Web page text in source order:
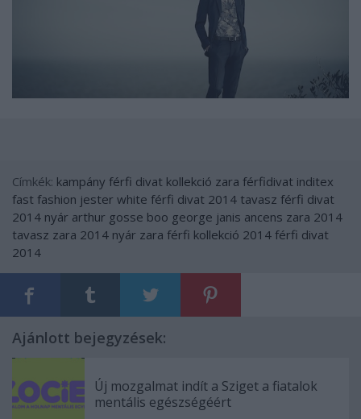
Címkék: kampány férfi divat kollekció zara férfidivat inditex
fast fashion jester white férfi divat 2014 tavasz férfi divat
2014 nyár arthur gosse boo george janis ancens zara 2014
tavasz zara 2014 nyár zara férfi kollekció 2014 férfi divat
2014
Ajánlott bejegyzések:
Új mozgalmat indít a Sziget a fiatalok
mentális egészségéért